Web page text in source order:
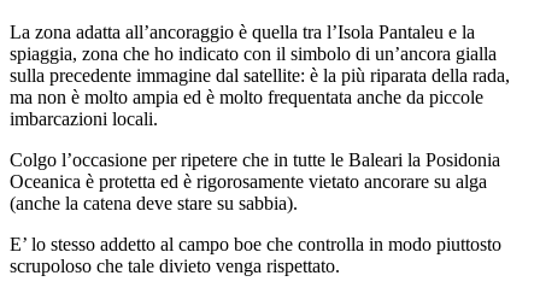
La zona adatta all’ancoraggio è quella tra l’Isola Pantaleu e la
spiaggia, zona che ho indicato con il simbolo di un’ancora gialla
sulla precedente immagine dal satellite: è la più riparata della rada,
ma non è molto ampia ed è molto frequentata anche da piccole
imbarcazioni locali.
Colgo l’occasione per ripetere che in tutte le Baleari la Posidonia
Oceanica è protetta ed è rigorosamente vietato ancorare su alga
(anche la catena deve stare su sabbia).
E’ lo stesso addetto al campo boe che controlla in modo piuttosto
scrupoloso che tale divieto venga rispettato.